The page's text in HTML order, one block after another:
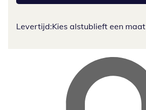
Levertijd:Kies alstublieft een maat